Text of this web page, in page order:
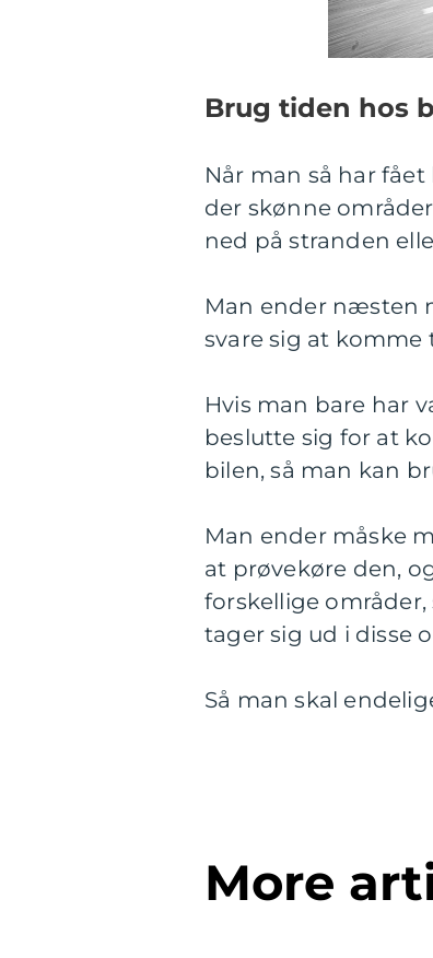
Brug tiden hos
Når man så har
der skønne
ned på stranden
Man ender næsten
svare sig at
Hvis man bare har
beslutte sig for at
bilen, så man kan
Man ender måske
at prøvekøre den,
forskellige
tager sig ud i disse
Så man skal
More